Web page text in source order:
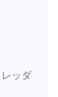
ッダ